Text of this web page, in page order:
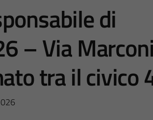
di
– Via
tra il civico